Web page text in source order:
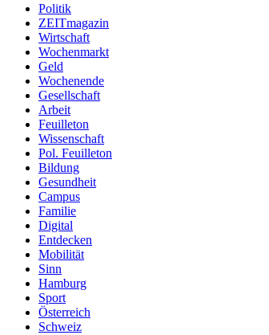
Politik
ZEITmagazin
Wirtschaft
Wochenmarkt
Geld
Wochenende
Gesellschaft
Arbeit
Feuilleton
Wissenschaft
Pol. Feuilleton
Bildung
Gesundheit
Campus
Familie
Digital
Entdecken
Mobilität
Sinn
Hamburg
Sport
Österreich
Schweiz